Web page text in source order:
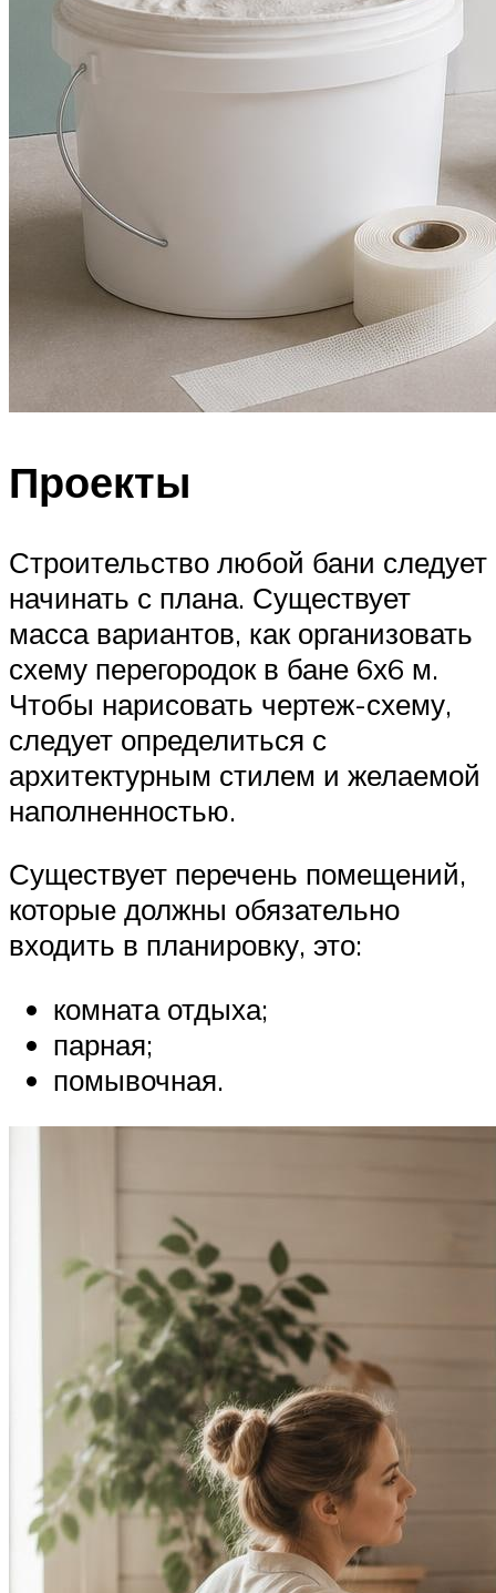
Проекты
Строительство любой бани следует
начинать с плана. Существует
масса вариантов, как организовать
схему перегородок в бане 6х6 м.
Чтобы нарисовать чертеж-схему,
следует определиться с
архитектурным стилем и желаемой
наполненностью.
Существует перечень помещений,
которые должны обязательно
входить в планировку, это:
комната отдыха;
парная;
помывочная.